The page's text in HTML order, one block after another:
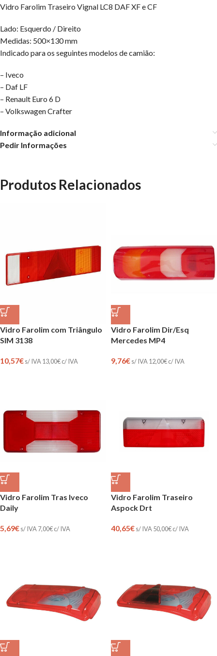
Vidro Farolim Traseiro Vignal LC8 DAF XF e CF
Lado: Esquerdo / Direito
Medidas: 500×130 mm
Indicado para os seguintes modelos de camião:
– Iveco
– Daf LF
– Renault Euro 6 D
– Volkswagen Crafter
Informação adicional
Pedir Informações
Produtos Relacionados
Vidro Farolim com Triângulo
SIM 3138
10,57€s/ IVA 13,00€c/ IVA
Vidro Farolim Dir/Esq
Mercedes MP4
9,76€s/ IVA 12,00€c/ IVA
Vidro Farolim Tras Iveco
Daily
5,69€s/ IVA 7,00€c/ IVA
Vidro Farolim Traseiro
Aspock Drt
40,65€s/ IVA 50,00€c/ IVA